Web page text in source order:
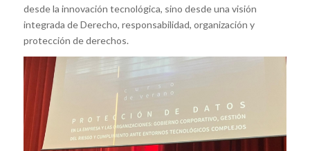
desde la innovación tecnológica, sino desde una visión
integrada de Derecho, responsabilidad, organización y
protección de derechos.